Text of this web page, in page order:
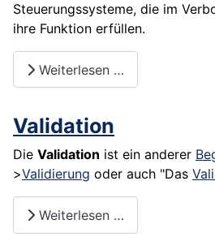
Steuerungssysteme, die im
ihre Funktion erfüllen.
Weiterlesen …
Validation
Die Validation ist ein anderer
>Validierung oder auch ­"Das
Weiterlesen …